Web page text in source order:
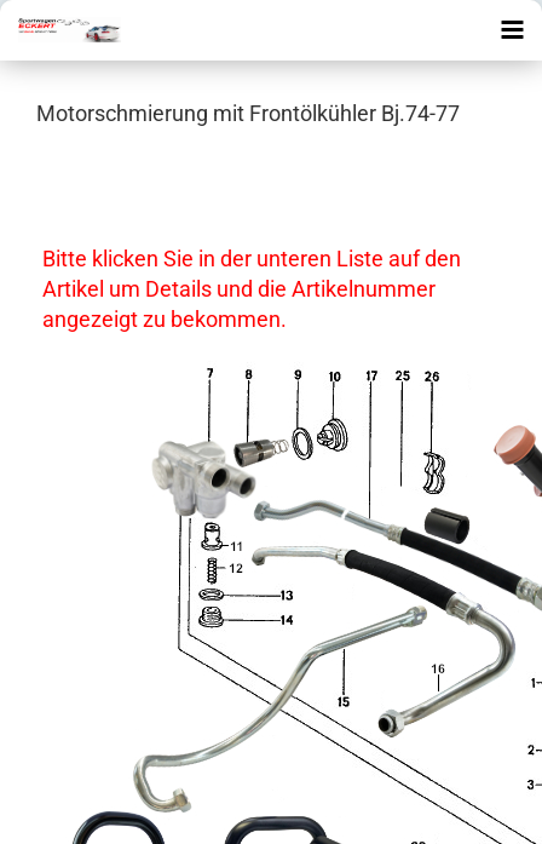
Motorschmierung mit Frontölkühler Bj.74-77
Bitte klicken Sie in der unteren Liste auf den
Artikel um Details und die Artikelnummer
angezeigt zu bekommen.